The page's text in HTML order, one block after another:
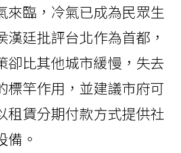
來臨，冷氣已成為民眾生
漢廷批評台北作為首都，
卻比其他城市緩慢，失去
標竿作用，並建議市府可
租賃分期付款方式提供社
備。